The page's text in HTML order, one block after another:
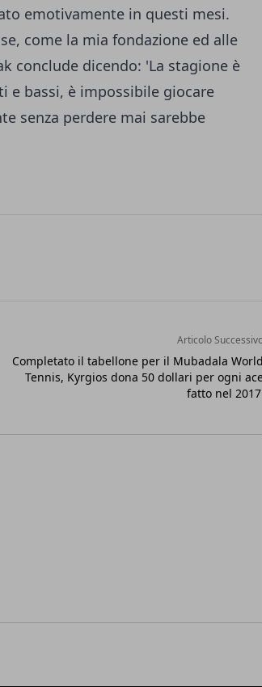
emotivamente in questi mesi.
come la mia fondazione ed alle
conclude dicendo: 'La stagione è
bassi, è impossibile giocare
senza perdere mai sarebbe
Articolo
Completato il tabellone per il Mubadala World
Tennis, Kyrgios dona 50 dollari per ogni
fatto nel